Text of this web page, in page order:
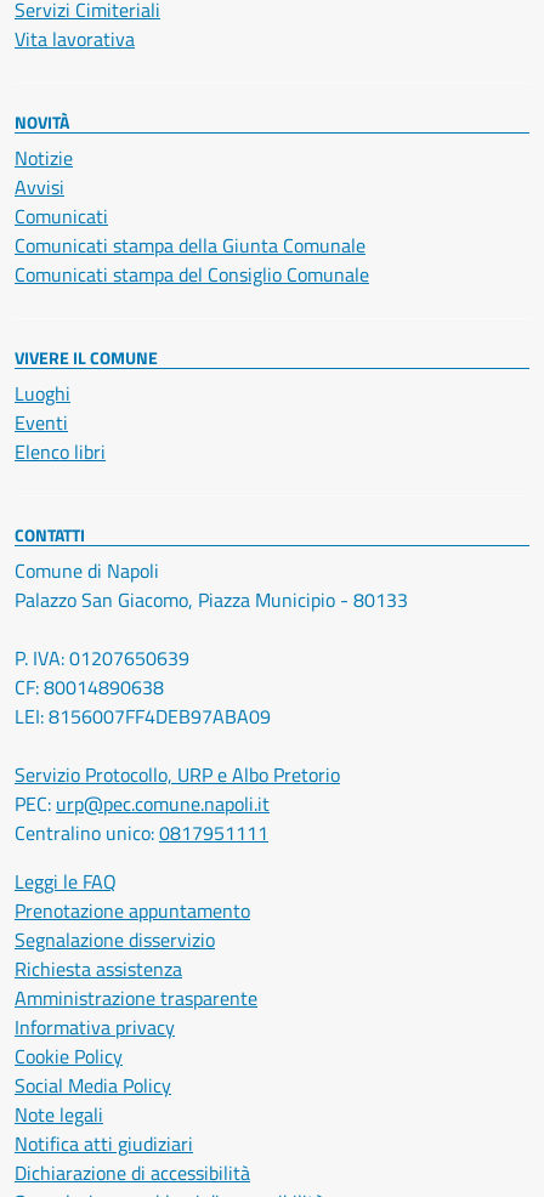
Servizi Cimiteriali
Vita lavorativa
NOVITÀ
Notizie
Avvisi
Comunicati
Comunicati stampa della Giunta Comunale
Comunicati stampa del Consiglio Comunale
VIVERE IL COMUNE
Luoghi
Eventi
Elenco libri
CONTATTI
Comune di Napoli
Palazzo San Giacomo, Piazza Municipio - 80133
P. IVA: 01207650639
CF: 80014890638
LEI: 8156007FF4DEB97ABA09
Servizio Protocollo, URP e Albo Pretorio
PEC: urp@pec.comune.napoli.it
Centralino unico:0817951111
Leggi le FAQ
Prenotazione appuntamento
Segnalazione disservizio
Richiesta assistenza
Amministrazione trasparente
Informativa privacy
Cookie Policy
Social Media Policy
Note legali
Notifica atti giudiziari
Dichiarazione di accessibilità